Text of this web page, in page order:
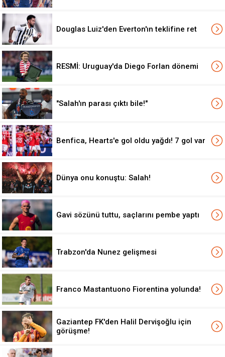
Douglas Luiz'den Everton'ın teklifine ret
RESMİ: Uruguay'da Diego Forlan dönemi
"Salah'ın parası çıktı bile!"
Benfica, Hearts'e gol oldu yağdı! 7 gol var
Dünya onu konuştu: Salah!
Gavi sözünü tuttu, saçlarını pembe yaptı
Trabzon'da Nunez gelişmesi
Franco Mastantuono Fiorentina yolunda!
Gaziantep FK'den Halil Dervişoğlu için
görüşme!